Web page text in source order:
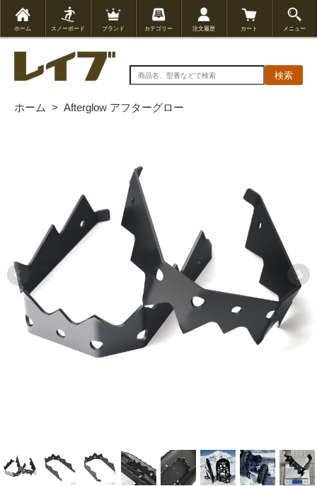
ホーム スノーボード ブランド カテゴリー 注文履歴 カート メニュー
検索
ホーム > Afterglow アフターグロー